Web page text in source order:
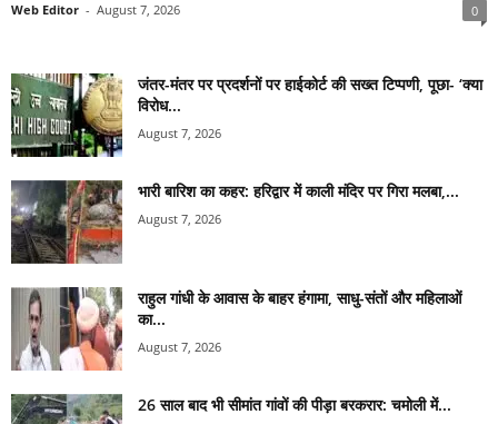
Web Editor - August 7, 2026 0
जंतर-मंतर पर प्रदर्शनों पर हाईकोर्ट की सख्त टिप्पणी, पूछा- ‘क्या
विरोध...
August 7, 2026
भारी बारिश का कहर: हरिद्वार में काली मंदिर पर गिरा मलबा,...
August 7, 2026
राहुल गांधी के आवास के बाहर हंगामा, साधु-संतों और महिलाओं
का...
August 7, 2026
26 साल बाद भी सीमांत गांवों की पीड़ा बरकरार: चमोली में...